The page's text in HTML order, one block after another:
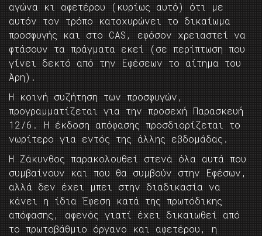
αγώνα κι αφετέρου (κυρίως αυτό) ότι με
αυτόν τον τρόπο κατοχυρώνει το δικαίωμα
προσφυγής και στο CAS, εφόσον χρειαστεί να
φτάσουν τα πράγματα εκεί (σε περίπτωση που
γίνει δεκτό από την Εφέσεων το αίτημα του
Άρη).
Η κοινή συζήτηση των προσφυγών,
προγραμματίζεται για την προσεχή Παρασκευή
12/6. Η έκδοση απόφασης προσδιορίζεται το
νωρίτερο για εντός της άλλης εβδομάδας.
Η Ζάκυνθος παρακολουθεί στενά όλα αυτά που
συμβαίνουν και που θα συμβούν στην Εφέσων,
αλλά δεν έχει μπει στην διαδικασία να
κάνει η ίδια Έφεση κατά της πρωτόδικης
απόφασης, αφενός γιατί έχει δικαιωθεί από
το πρωτοβάθμιο όργανο και αφετέρου, η